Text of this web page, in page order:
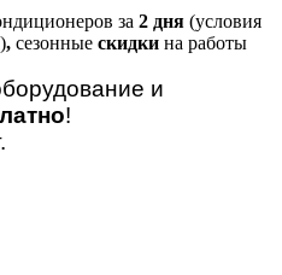
за 2 дня (условия
, сезонные скидки на работы
и
!